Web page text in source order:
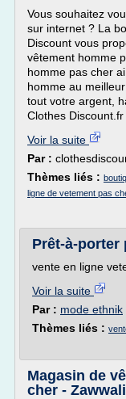
Vous souhaitez
sur internet ? La
Discount vous
vêtement homme
homme pas cher
homme au
tout votre argent,
Clothes Discount.fr
Voir la suite
Par :
Thèmes liés :
ligne de vetement pas
Prêt-à-porter
vente en ligne
Voir la suite
Par : mode ethnik
Thèmes liés :
Magasin de
cher - Zawwali